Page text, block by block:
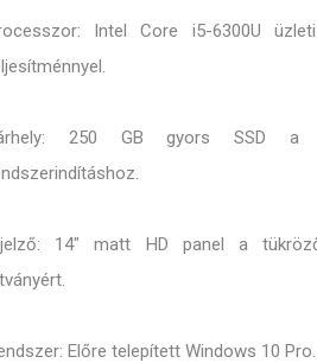
Intel Core i5-6300U
250 GB gyors SSD a
14" matt HD panel a
Előre telepített Windows 10 Pro.